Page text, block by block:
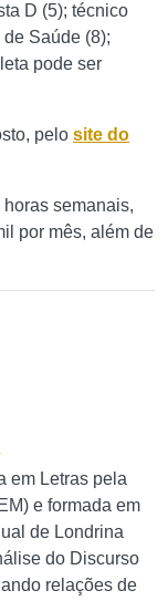
D (5); técnico
Saúde (8);
pode ser
pelo site do
semanais,
por mês, além de
em Letras pela
e formada em
de Londrina
do Discurso
relações de